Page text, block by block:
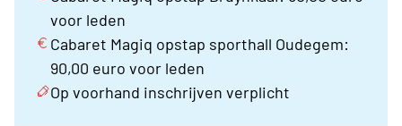
voor leden
Cabaret Magiq opstap sporthall Oudegem:
90,00 euro voor leden
Op voorhand inschrijven verplicht